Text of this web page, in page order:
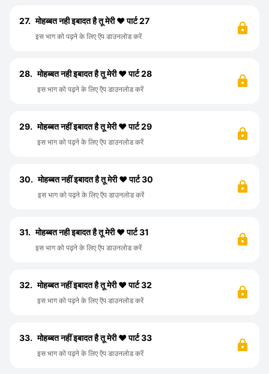
27. मोहब्बत नही इबादत है तू मेरी ❤️ पार्ट 27
इस भाग को पढ़ने के लिए ऍप डाउनलोड करें
28. मोहब्बत नही इबादत है तू मेरी ❤️ पार्ट 28
इस भाग को पढ़ने के लिए ऍप डाउनलोड करें
29. मोहब्बत नहीं इबादत है तू मेरी ❤️ पार्ट 29
इस भाग को पढ़ने के लिए ऍप डाउनलोड करें
30. मोहब्बत नहीं इबादत है तू मेरी ❤️ पार्ट 30
इस भाग को पढ़ने के लिए ऍप डाउनलोड करें
31. मोहब्बत नही इबादत है तू मेरी ❤️ पार्ट 31
इस भाग को पढ़ने के लिए ऍप डाउनलोड करें
32. मोहब्बत नहीं इबादत है तू मेरी ❤️ पार्ट 32
इस भाग को पढ़ने के लिए ऍप डाउनलोड करें
33. मोहब्बत नहीं इबादत है तू मेरी ❤️ पार्ट 33
इस भाग को पढ़ने के लिए ऍप डाउनलोड करें